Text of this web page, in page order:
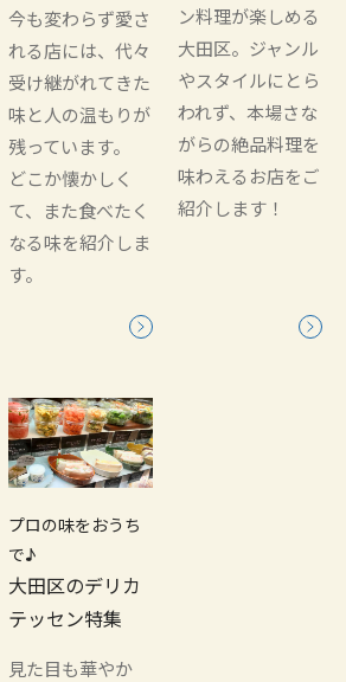
今も変わらず愛さ
れる店には、代々
受け継がれてきた
味と人の温もりが
残っています。
どこか懐かしく
て、また食べたく
なる味を紹介しま
す。
ン料理が楽しめる
大田区。ジャンル
やスタイルにとら
われず、本場さな
がらの絶品料理を
味わえるお店をご
紹介します！
プロの味をおうち
で♪
大田区のデリカ
テッセン特集
見た目も華やか